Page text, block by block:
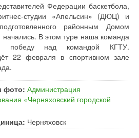
Федерации баскетбола,
студии «Апельсин» (ДЮЦ) и
районным Домом
начались. В этом туре наша команда
победу над командой КГТУ.
22 февраля в спортивном зале
фото: Администрация
«Черняховский городской
Черняховск